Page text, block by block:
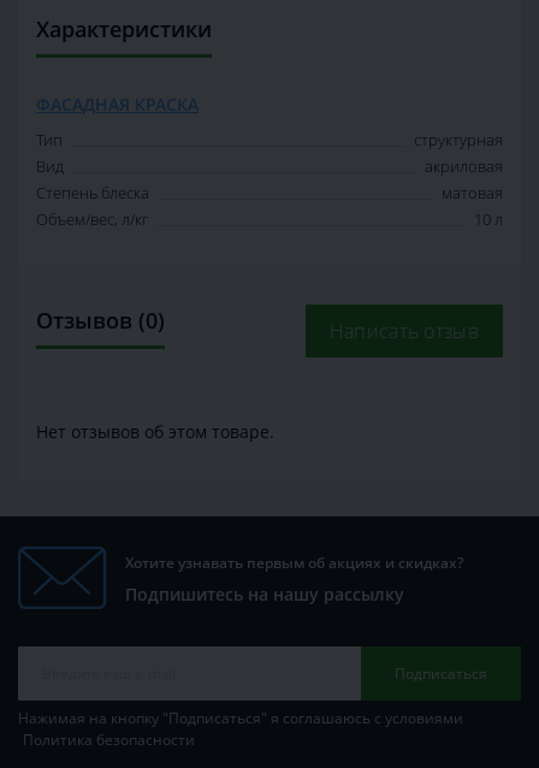
Характеристики
ФАСАДНАЯ КРАСКА
Тип
структурная
Вид
акриловая
Степень блеска
матовая
Объем/вес, л/кг
10 л
Отзывов (0) Написать отзыв
Нет отзывов об этом товаре.
Хотите узнавать первым об акциях и скидках?
Подпишитесь на нашу рассылку
Подписаться
Нажимая на кнопку "Подписаться" я соглашаюсь с условиями
Политика безопасности